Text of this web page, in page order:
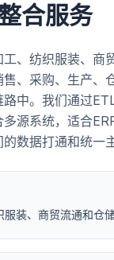
合服务
、纺织服装、商
、采购、生产、
中。我们通过
源系统，适合
数据打通和统一
服装、商贸流通和仓